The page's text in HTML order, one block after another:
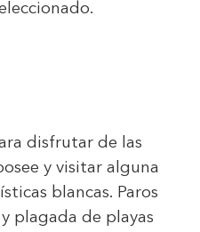
disfrutar de las
y visitar alguna
blancas. Paros
plagada de playas